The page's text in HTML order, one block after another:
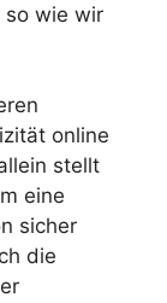
so wie wir
online
stellt
eine
sicher
die